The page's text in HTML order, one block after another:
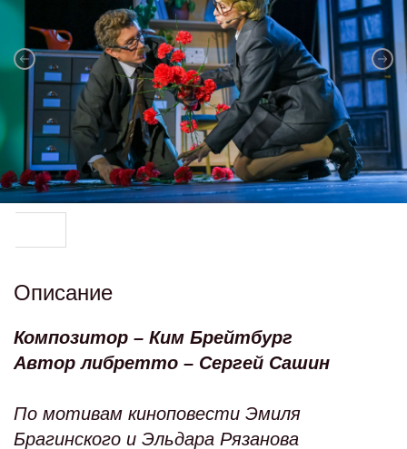
Описание
Композитор – Ким Брейтбург
Автор либретто – Сергей Сашин
По мотивам киноповести Эмиля
Брагинского и Эльдара Рязанова